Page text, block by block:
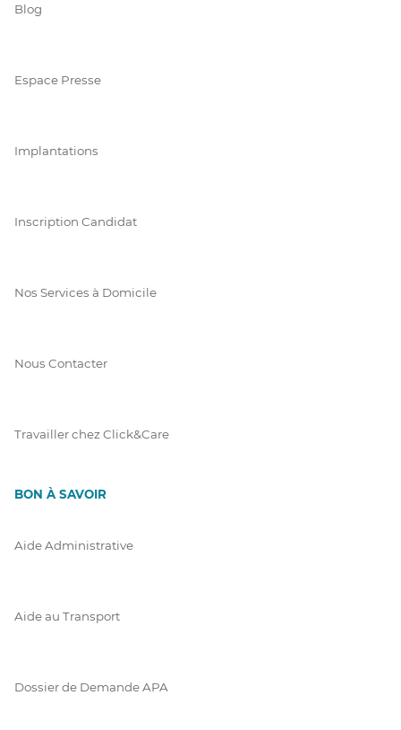
Blog
Espace Presse
Implantations
Inscription Candidat
Nos Services à Domicile
Nous Contacter
Travailler chez Click&Care
BON À SAVOIR
Aide Administrative
Aide au Transport
Dossier de Demande APA